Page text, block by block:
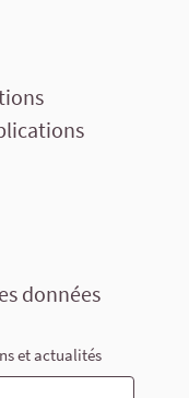
données
et actualités